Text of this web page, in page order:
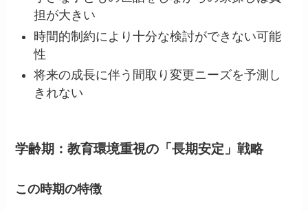
担が大きい
時間的制約により十分な検討ができない可能
性
将来の成長に伴う間取り変更ニーズを予測し
きれない
学齢期：教育環境重視の「長期安定」戦略
この時期の特徴